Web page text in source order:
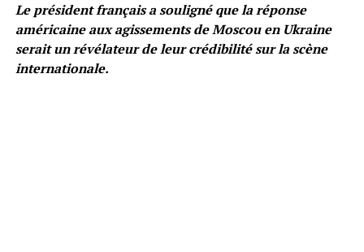
Le président français a souligné que la réponse
américaine aux agissements de Moscou en Ukraine
serait un révélateur de leur crédibilité sur la scène
internationale.